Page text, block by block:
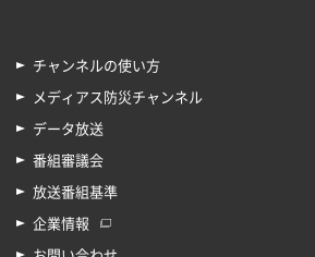
チャンネルの使い方
メディアス防災チャンネル
データ放送
番組審議会
放送番組基準
企業情報